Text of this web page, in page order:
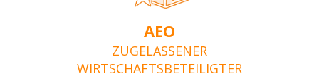
AEO
ZUGELASSENER
WIRTSCHAFTSBETEILIGTER